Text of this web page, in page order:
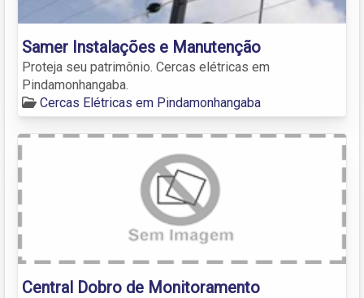
Samer Instalações e Manutenção
Proteja seu patrimônio. Cercas elétricas em
Pindamonhangaba.
Cercas Elétricas em Pindamonhangaba
Central Dobro de Monitoramento